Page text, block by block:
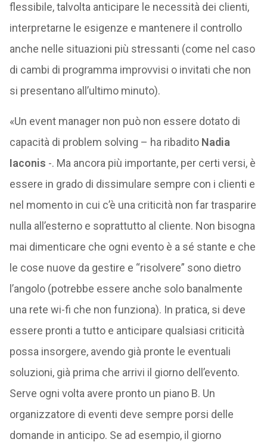
flessibile, talvolta anticipare le necessità dei clienti,
interpretarne le esigenze e mantenere il controllo
anche nelle situazioni più stressanti (come nel caso
di cambi di programma improvvisi o invitati che non
si presentano all’ultimo minuto).
«Un event manager non può non essere dotato di
capacità di problem solving – ha ribadito Nadia
Iaconis -. Ma ancora più importante, per certi versi, è
essere in grado di dissimulare sempre con i clienti e
nel momento in cui c’è una criticità non far trasparire
nulla all’esterno e soprattutto al cliente. Non bisogna
mai dimenticare che ogni evento è a sé stante e che
le cose nuove da gestire e “risolvere” sono dietro
l’angolo (potrebbe essere anche solo banalmente
una rete wi-fi che non funziona). In pratica, si deve
essere pronti a tutto e anticipare qualsiasi criticità
possa insorgere, avendo già pronte le eventuali
soluzioni, già prima che arrivi il giorno dell’evento.
Serve ogni volta avere pronto un piano B. Un
organizzatore di eventi deve sempre porsi delle
domande in anticipo. Se ad esempio, il giorno